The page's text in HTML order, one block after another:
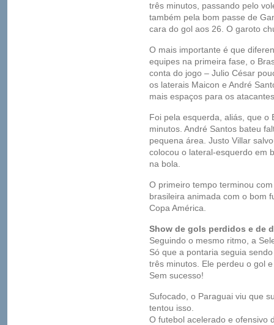
três minutos, passando pelo
também pela bom passe de
cara do gol aos 26. O garoto
O mais importante é que
equipes na primeira fase, o
conta do jogo – Julio César
os laterais Maicon e André
mais espaços para os
Foi pela esquerda, aliás, que o
minutos. André Santos bateu
pequena área. Justo Villar
colocou o lateral-esquerdo em
na bola.
O primeiro tempo terminou
brasileira animada com o bom
Copa América.
Show de gols perdidos e de
Seguindo o mesmo ritmo, a
Só que a pontaria seguia
três minutos. Ele perdeu o gol
Sem sucesso!
Sufocado, o Paraguai viu que
tentou isso.
O futebol acelerado e ofensivo